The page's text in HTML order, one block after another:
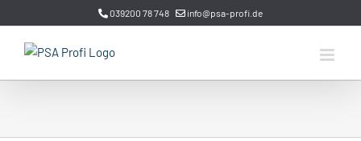
Inhalt
springen
039200 78 748 info@psa-profi.de